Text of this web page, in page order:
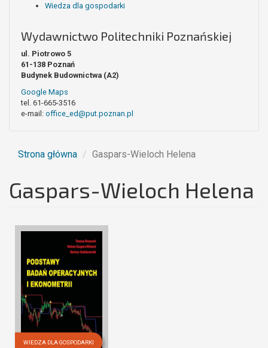
Wiedza dla gospodarki
Wydawnictwo Politechniki Poznańskiej
ul. Piotrowo 5
61-138 Poznań
Budynek Budownictwa (A2)
Google Maps
tel. 61-665-3516
e-mail: office_ed@put.poznan.pl
Strona główna Gaspars-Wieloch Helena
Gaspars-Wieloch Helena
WIEDZA DLA GOSPODARKI